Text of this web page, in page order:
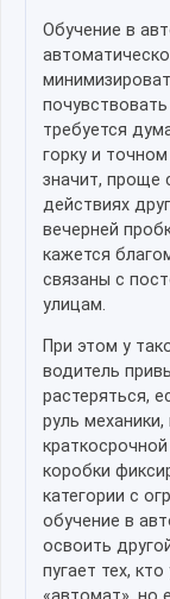
Обучение в
требуется
горку и
значит, проще
действиях
вечерней
кажется
связаны с
улицам.
При этом у
водитель
растеряться,
руль
коробки
категории с
обучение в
освоить
пугает тех,